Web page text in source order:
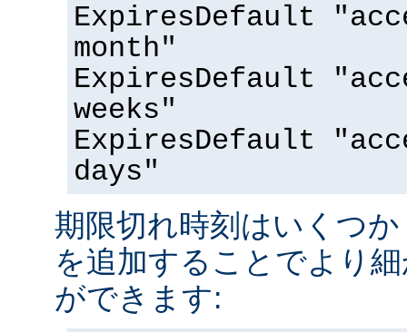
ExpiresDefault
month"
ExpiresDefault
weeks"
ExpiresDefault
days"
期限切れ時刻はいくつ
を追加することでより
ができます: